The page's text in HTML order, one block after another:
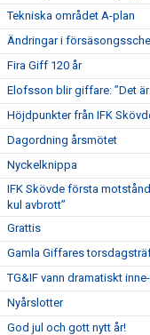
Tekniska området A-plan
Ändringar i
Fira Giff 120 år
Elofsson blir giffare: ”Det
Höjdpunkter från IFK
Dagordning årsmötet
Nyckelknippa
IFK Skövde första
kul avbrott”
Grattis
Gamla Giffares
TG&IF vann dramatiskt
Nyårslotter
God jul och gott nytt år!